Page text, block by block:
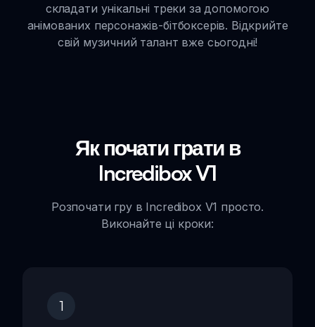
складати унікальні треки за допомогою
анімованих персонажів-бітбоксерів. Відкрийте
свій музичний талант вже сьогодні!
Як почати грати в
Incredibox V1
Розпочати гру в Incredibox V1 просто.
Виконайте ці кроки:
1